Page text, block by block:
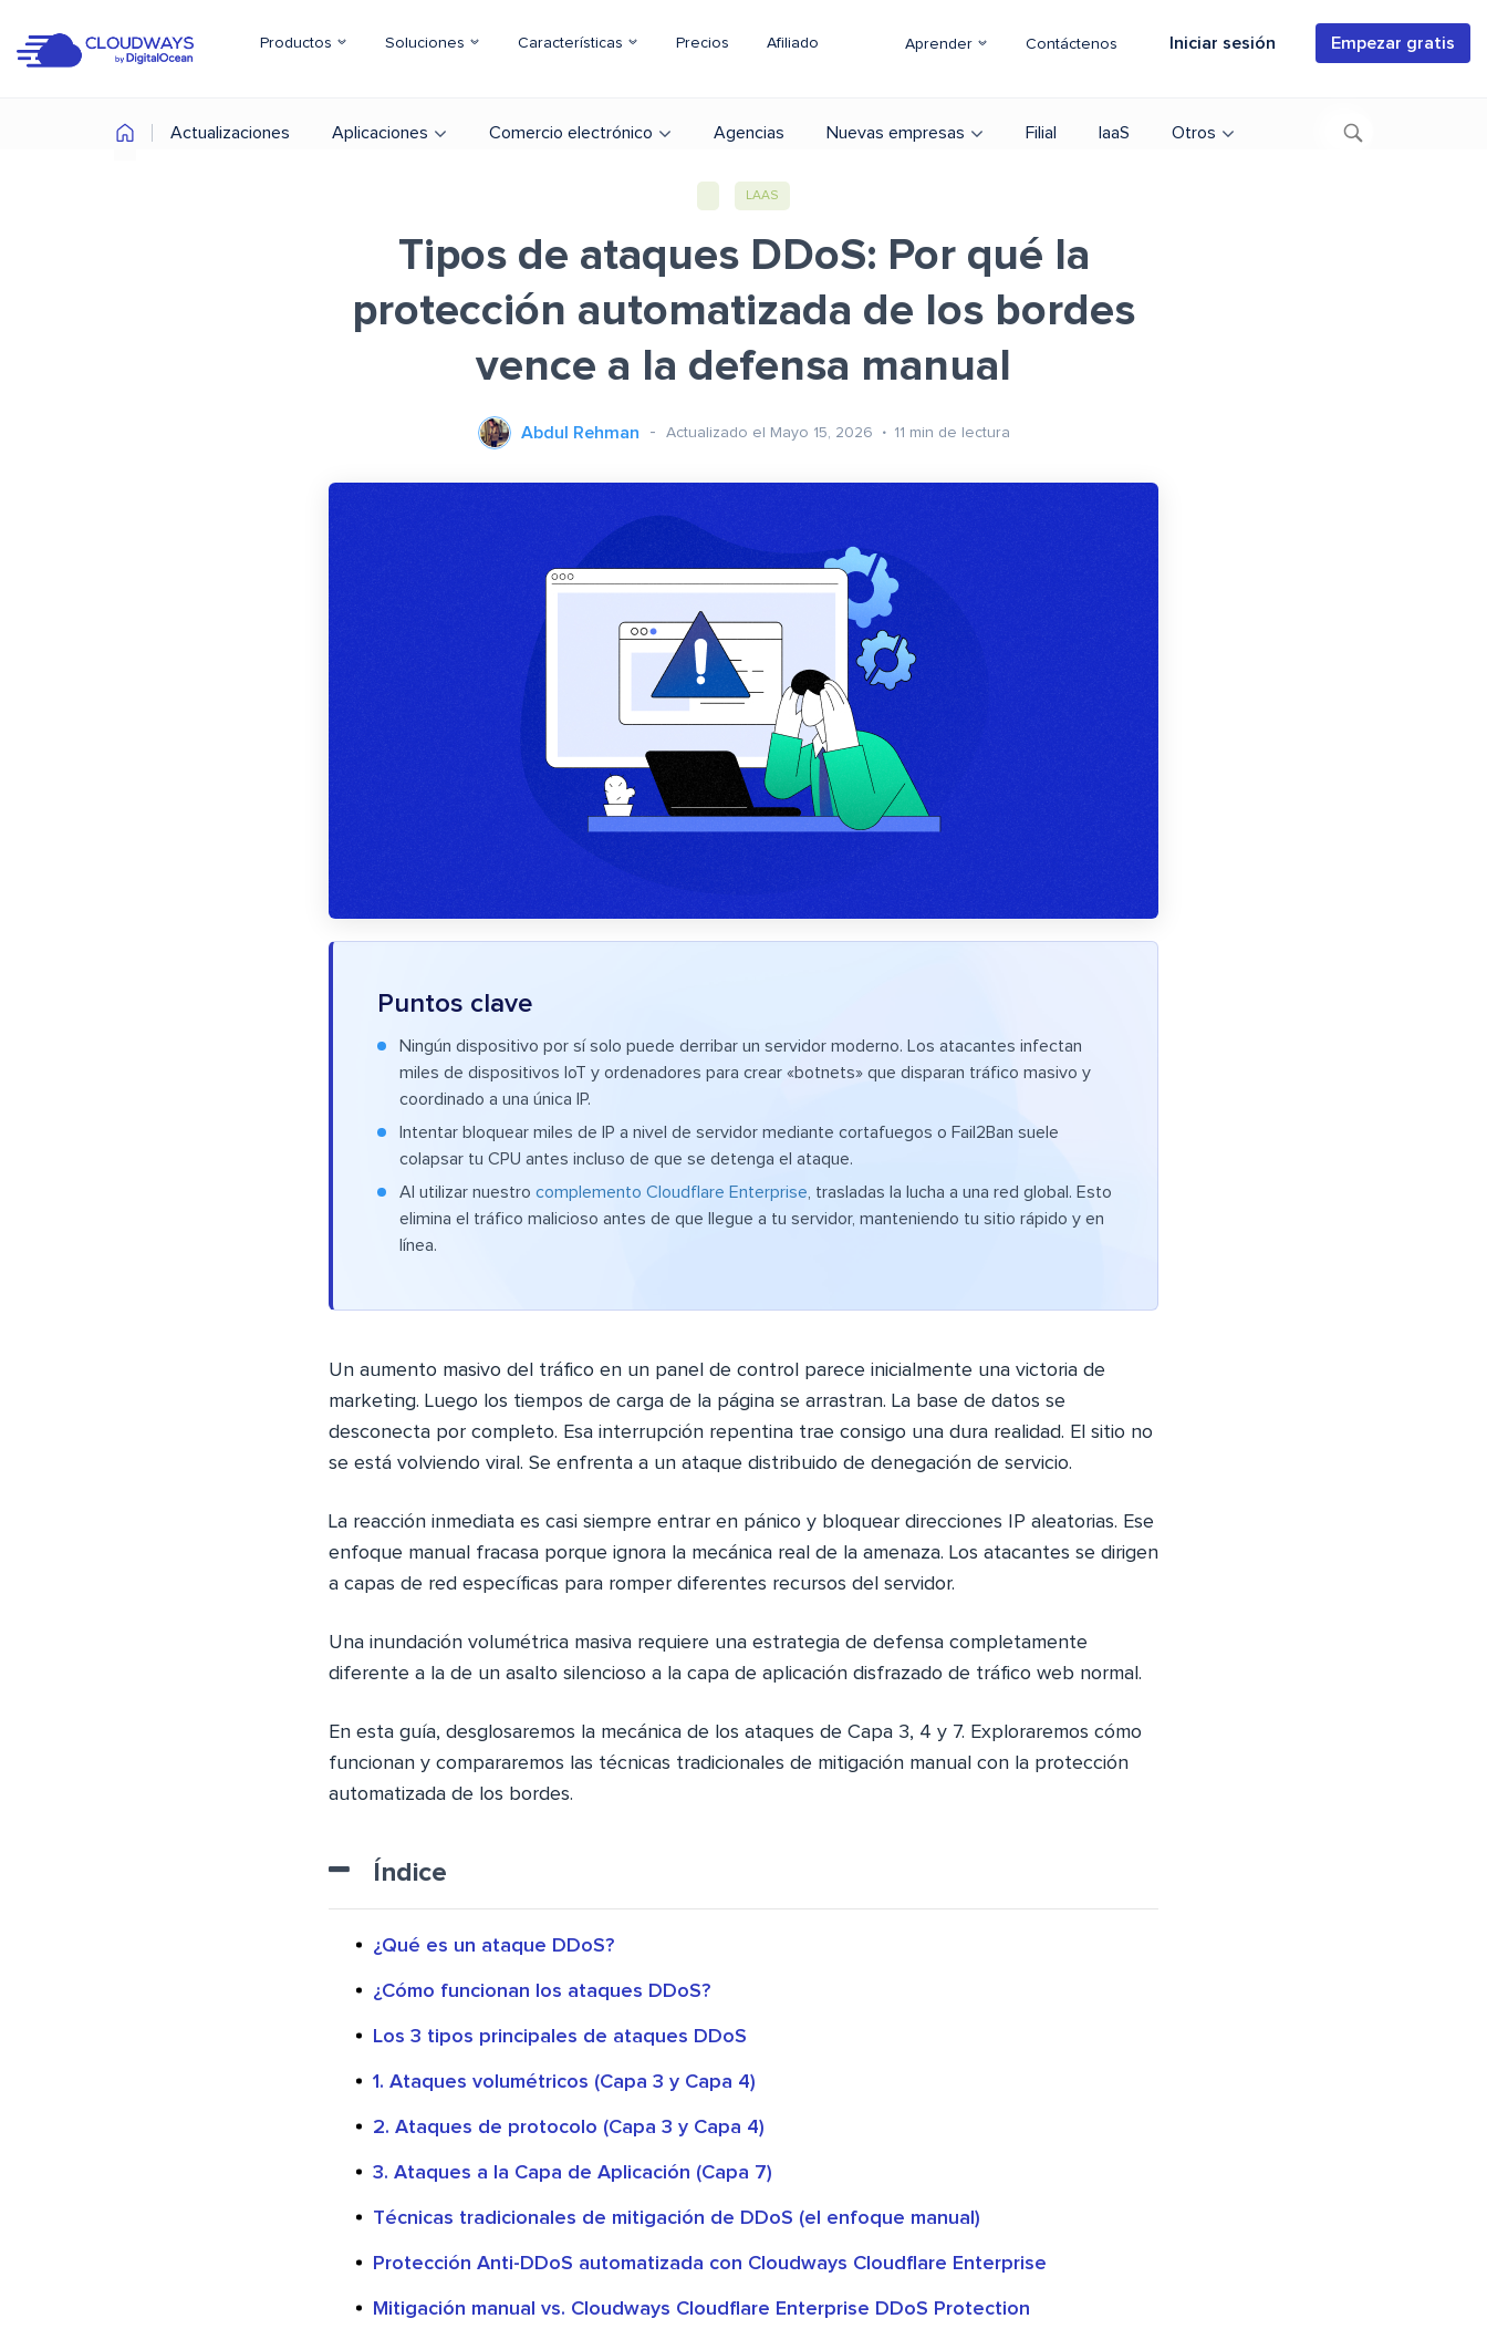
Productos Soluciones Características Precios Afiliado Aprender Contáctenos Iniciar sesión Empezar gratis
Actualizaciones Aplicaciones Comercio electrónico Agencias Nuevas empresas Filial IaaS Otros
LAAS
Tipos de ataques DDoS: Por qué la
protección automatizada de los bordes
vence a la defensa manual
Abdul Rehman Actualizado el Mayo 15, 2026 11 min de lectura
Puntos clave
Ningún dispositivo por sí solo puede derribar un servidor moderno. Los atacantes infectan
miles de dispositivos IoT y ordenadores para crear «botnets» que disparan tráfico masivo y
coordinado a una única IP.
Intentar bloquear miles de IP a nivel de servidor mediante cortafuegos o Fail2Ban suele
colapsar tu CPU antes incluso de que se detenga el ataque.
Al utilizar nuestro complemento Cloudflare Enterprise , trasladas la lucha a una red global. Esto
elimina el tráfico malicioso antes de que llegue a tu servidor, manteniendo tu sitio rápido y en
línea.
Un aumento masivo del tráfico en un panel de control parece inicialmente una victoria de
marketing. Luego los tiempos de carga de la página se arrastran. La base de datos se
desconecta por completo. Esa interrupción repentina trae consigo una dura realidad. El sitio no
se está volviendo viral. Se enfrenta a un ataque distribuido de denegación de servicio.
La reacción inmediata es casi siempre entrar en pánico y bloquear direcciones IP aleatorias. Ese
enfoque manual fracasa porque ignora la mecánica real de la amenaza. Los atacantes se dirigen
a capas de red específicas para romper diferentes recursos del servidor.
Una inundación volumétrica masiva requiere una estrategia de defensa completamente
diferente a la de un asalto silencioso a la capa de aplicación disfrazado de tráfico web normal.
En esta guía, desglosaremos la mecánica de los ataques de Capa 3, 4 y 7. Exploraremos cómo
funcionan y compararemos las técnicas tradicionales de mitigación manual con la protección
automatizada de los bordes.
Índice
¿Qué es un ataque DDoS?
¿Cómo funcionan los ataques DDoS?
Los 3 tipos principales de ataques DDoS
1. Ataques volumétricos (Capa 3 y Capa 4)
2. Ataques de protocolo (Capa 3 y Capa 4)
3. Ataques a la Capa de Aplicación (Capa 7)
Técnicas tradicionales de mitigación de DDoS (el enfoque manual)
Protección Anti-DDoS automatizada con Cloudways Cloudflare Enterprise
Mitigación manual vs. Cloudways Cloudflare Enterprise DDoS Protection